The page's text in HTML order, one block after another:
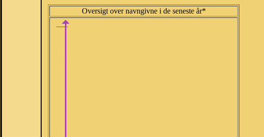
Oversigt over navngivne i de seneste år*